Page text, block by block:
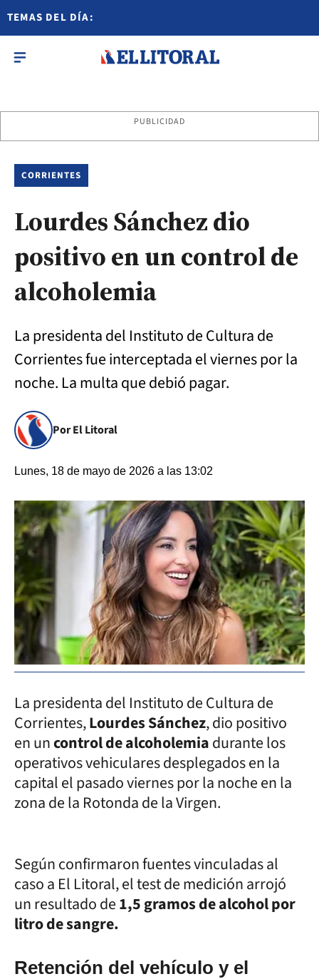
TEMAS DEL DÍA:
PUBLICIDAD
CORRIENTES
Lourdes Sánchez dio
positivo en un control de
alcoholemia
La presidenta del Instituto de Cultura de
Corrientes fue interceptada el viernes por la
noche. La multa que debió pagar.
Por El Litoral
Lunes, 18 de mayo de 2026 a las 13:02
La presidenta del Instituto de Cultura de
Corrientes,Lourdes Sánchez, dio positivo
en uncontrol de alcoholemiadurante los
operativos vehiculares desplegados en la
capital el pasado viernes por la noche en la
zona de la Rotonda de la Virgen.
Según confirmaron fuentes vinculadas al
caso a El Litoral, el test de medición arrojó
un resultado de1,5 gramos de alcohol por
litro de sangre.
Retención del vehículo y el